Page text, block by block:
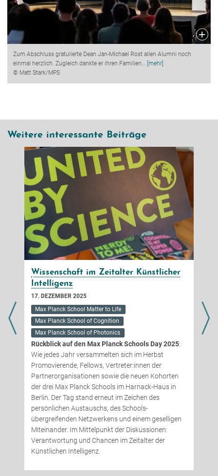
Zum Abschluss gratulierte Dean Jan-Michael Rost allen Alumni noch
einmal herzlich. Zugleich dankte er ihren Familien… [mehr]
© Matt Stark/MPS
Weitere interessante Beiträge
im Zeitalter Künstlicher
School Matter to Life
School of Cognition
School of Photonics
den Max Planck Schools Day 2025:
versammelten sich im Herbst
Fellows, Vertreter:innen der
sowie die neuen Kohorten
Planck Schools im Harnack-Haus in
stand erneut im Zeichen des
Austauschs, des Schools-
Netzwerkens und einem geselligen
Im Mittelpunkt der Diskussionen:
und Chancen im Zeitalter der
Intelligenz.
Feierlicher
Max Planck School
Max Planck School of
Max Planck School of
Am 3. Juni 2025 fand
Ceremony der Max
Bildungscampus in
Moment für die
Programms.